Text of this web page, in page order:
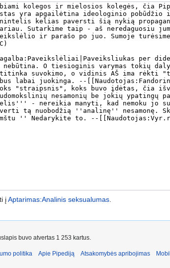
įAptarimas:Analinis seksualumas
buvo atvertas 1 253 kartus.
politika Apie Pipediją Atsakomybės apribojimas